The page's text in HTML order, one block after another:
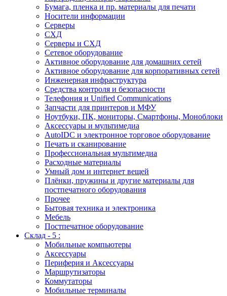
Бумага, пленка и пр. материалы для печати
Носители информации
Серверы
СХД
Серверы и СХД
Сетевое оборудование
Активное оборудование для домашних сетей
Активное оборудование для корпоративных сетей
Инженерная инфраструктура
Средства контроля и безопасности
Телефония и Unified Communications
Запчасти для принтеров и МФУ
Ноутбуки, ПК, мониторы, Смартфоны, Моноблоки
Аксессуары и мультимедиа
AutoIDC и электронное торговое оборудование
Печать и сканирование
Профессиональная мультимедиа
Расходные материалы
Умный дом и интернет вещей
Плёнки, пружины и другие материалы для
постпечатного оборудования
Прочее
Бытовая техника и электроника
Мебель
Постпечатное оборудование
Склад - 5 :
Мобильные компьютеры
Аксессуары
Периферия и Аксессуары
Маршрутизаторы
Коммутаторы
Мобильные терминалы